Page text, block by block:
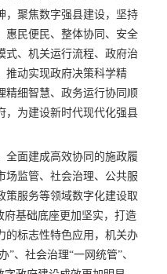
，聚焦数字强县建设，坚持
惠民便民、整体协同、安全
式、机关运行流程、政府治
推动实现政府决策科学精
精细智慧、政务运行协同顺
，为建设新时代现代化强县
全面建成高效协同的施政履
场监管、社会治理、公共服
策服务等领域数字化建设取
府基础底座更加坚实，打造
的标志性特色应用，机关办
”、社会治理“一网统管”、